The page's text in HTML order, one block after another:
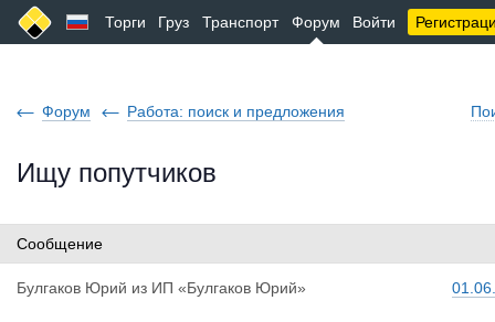
Торги Груз Транспорт Форум Войти
Форум Работа: поиск и предложения
Ищу попутчиков
Сообщение
Булгаков Юрий из ИП «Булгаков Юрий»